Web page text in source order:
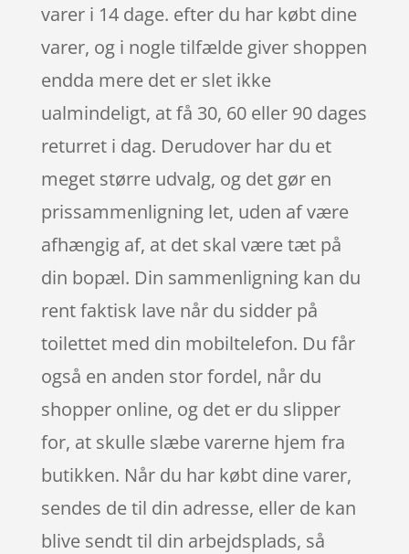
varer i 14 dage. efter du har købt dine
varer, og i nogle tilfælde giver shoppen
endda mere det er slet ikke
ualmindeligt, at få 30, 60 eller 90 dages
returret i dag. Derudover har du et
meget større udvalg, og det gør en
prissammenligning let, uden af være
afhængig af, at det skal være tæt på
din bopæl. Din sammenligning kan du
rent faktisk lave når du sidder på
toilettet med din mobiltelefon. Du får
også en anden stor fordel, når du
shopper online, og det er du slipper
for, at skulle slæbe varerne hjem fra
butikken. Når du har købt dine varer,
sendes de til din adresse, eller de kan
blive sendt til din arbejdsplads, så